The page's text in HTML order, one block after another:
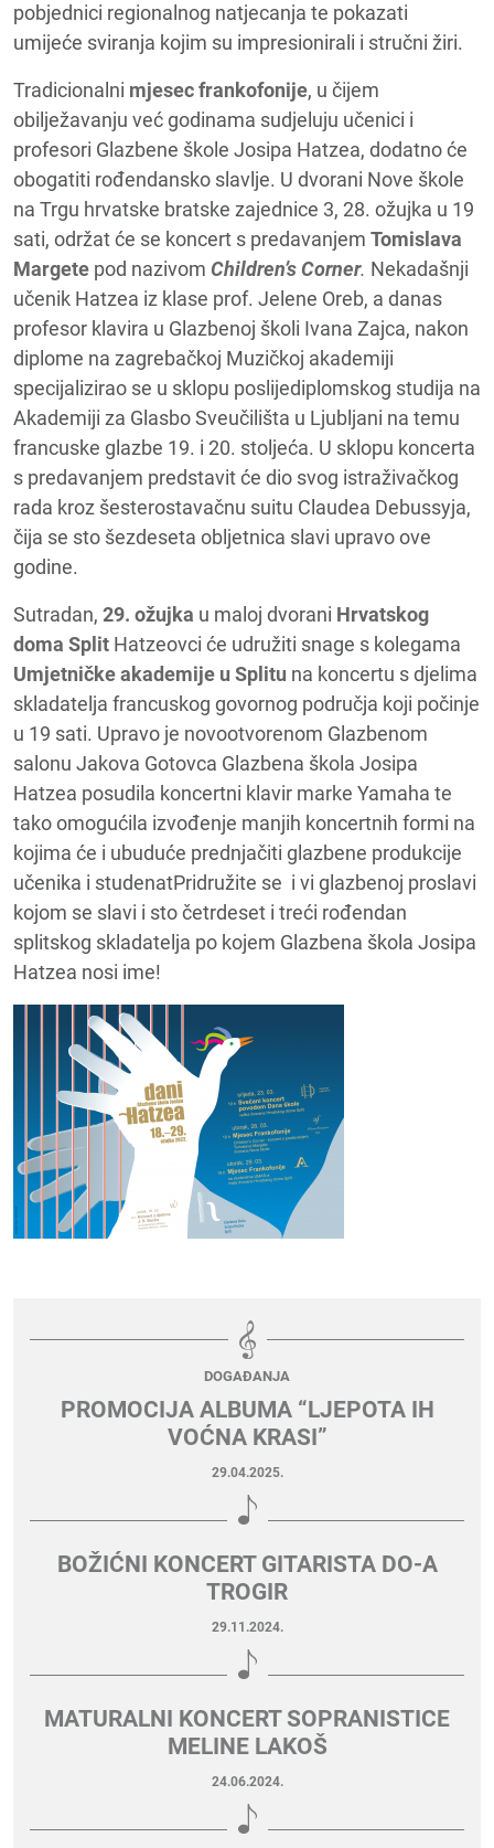
pobjednici regionalnog natjecanja te pokazati
umijeće sviranja kojim su impresionirali i stručni žiri.
Tradicionalni mjesec frankofonije, u čijem
obilježavanju već godinama sudjeluju učenici i
profesori Glazbene škole Josipa Hatzea, dodatno će
obogatiti rođendansko slavlje. U dvorani Nove škole
na Trgu hrvatske bratske zajednice 3, 28. ožujka u 19
sati, održat će se koncert s predavanjem Tomislava
Margete pod nazivom Children’s Corner. Nekadašnji
učenik Hatzea iz klase prof. Jelene Oreb, a danas
profesor klavira u Glazbenoj školi Ivana Zajca, nakon
diplome na zagrebačkoj Muzičkoj akademiji
specijalizirao se u sklopu poslijediplomskog studija na
Akademiji za Glasbo Sveučilišta u Ljubljani na temu
francuske glazbe 19. i 20. stoljeća. U sklopu koncerta
s predavanjem predstavit će dio svog istraživačkog
rada kroz šesterostavačnu suitu Claudea Debussyja,
čija se sto šezdeseta obljetnica slavi upravo ove
godine.
Sutradan, 29. ožujka u maloj dvorani Hrvatskog
doma Split Hatzeovci će udružiti snage s kolegama
Umjetničke akademije u Splitu na koncertu s djelima
skladatelja francuskog govornog područja koji počinje
u 19 sati. Upravo je novootvorenom Glazbenom
salonu Jakova Gotovca Glazbena škola Josipa
Hatzea posudila koncertni klavir marke Yamaha te
tako omogućila izvođenje manjih koncertnih formi na
kojima će i ubuduće prednjačiti glazbene produkcije
učenika i studenatPridružite se i vi glazbenoj proslavi
kojom se slavi i sto četrdeset i treći rođendan
splitskog skladatelja po kojem Glazbena škola Josipa
Hatzea nosi ime!
DOGAĐANJA
PROMOCIJA ALBUMA “LJEPOTA IH
VOĆNA KRASI”
29.04.2025.
BOŽIĆNI KONCERT GITARISTA DO-A
TROGIR
29.11.2024.
MATURALNI KONCERT SOPRANISTICE
MELINE LAKOŠ
24.06.2024.